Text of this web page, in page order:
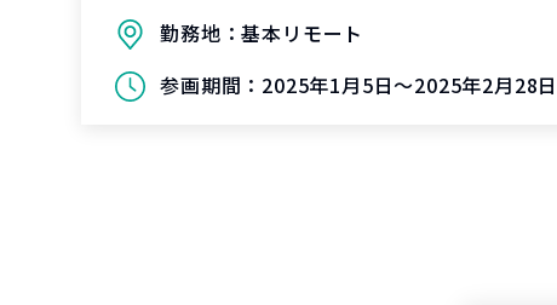
勤務地：基本リモート
参画期間： 2025年1月5日～2025年2月28日